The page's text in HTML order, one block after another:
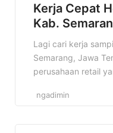
Kerja Cepat
Kab.
Terbaru
Lagi cari kerja
Semarang, Jawa
perusahaan retail
Alfamart di Kab.
ngadimin